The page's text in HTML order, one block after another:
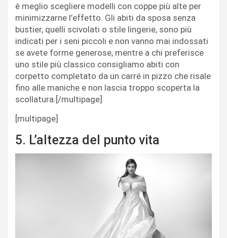
è meglio scegliere modelli con coppe più alte per
minimizzarne l’effetto. Gli abiti da sposa senza
bustier, quelli scivolati o stile lingerie, sono più
indicati per i seni piccoli e non vanno mai indossati
se avete forme generose, mentre a chi preferisce
uno stile più classico consigliamo abiti con
corpetto completato da un carré in pizzo che risale
fino alle maniche e non lascia troppo scoperta la
scollatura.[/multipage]
[multipage]
5. L’altezza del punto vita